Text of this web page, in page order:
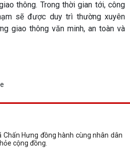
thông. Trong thời gian tới, công
sẽ được duy trì thường xuyên
giao thông văn minh, an toàn và
Hưng đồng hành cùng nhân dân
cộng đồng.